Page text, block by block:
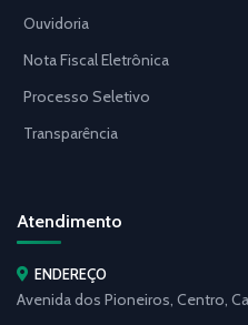
Ouvidoria
Nota Fiscal Eletrônica
Processo Seletivo
Transparência
Atendimento
ENDEREÇO
Avenida dos Pioneiros, Centro,